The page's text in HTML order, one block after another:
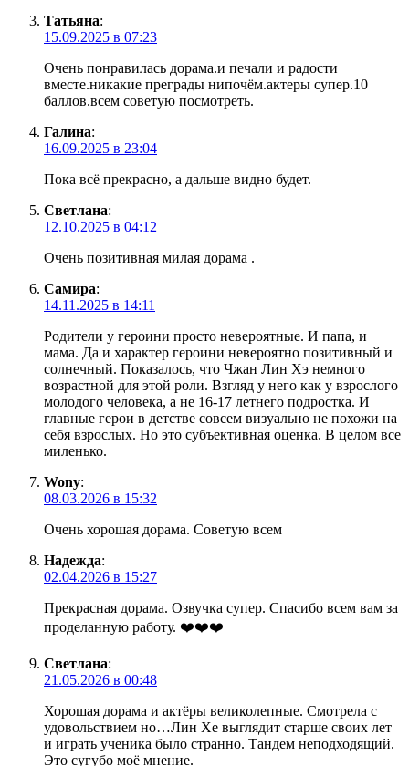
Татьяна:
15.09.2025 в 07:23
Очень понравилась дорама.и печали и радости
вместе.никакие преграды нипочём.актеры супер.10
баллов.всем советую посмотреть.
Галина:
16.09.2025 в 23:04
Пока всё прекрасно, а дальше видно будет.
Светлана:
12.10.2025 в 04:12
Очень позитивная милая дорама .
Самира:
14.11.2025 в 14:11
Родители у героини просто невероятные. И папа, и
мама. Да и характер героини невероятно позитивный и
солнечный. Показалось, что Чжан Лин Хэ немного
возрастной для этой роли. Взгляд у него как у взрослого
молодого человека, а не 16-17 летнего подростка. И
главные герои в детстве совсем визуально не похожи на
себя взрослых. Но это субъективная оценка. В целом все
миленько.
Wony:
08.03.2026 в 15:32
Очень хорошая дорама. Советую всем
Надежда:
02.04.2026 в 15:27
Прекрасная дорама. Озвучка супер. Спасибо всем вам за
проделанную работу. ❤️❤️❤️
Светлана:
21.05.2026 в 00:48
Хорошая дорама и актёры великолепные. Смотрела с
удовольствием но…Лин Хе выглядит старше своих лет
и играть ученика было странно. Тандем неподходящий.
Это сугубо моё мнение.